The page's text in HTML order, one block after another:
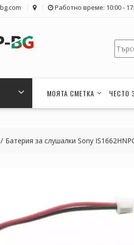
Работно време: 10:00 -
МОЯТА СМЕТКА ЧЕСТО
Батерия за слушалки Sony